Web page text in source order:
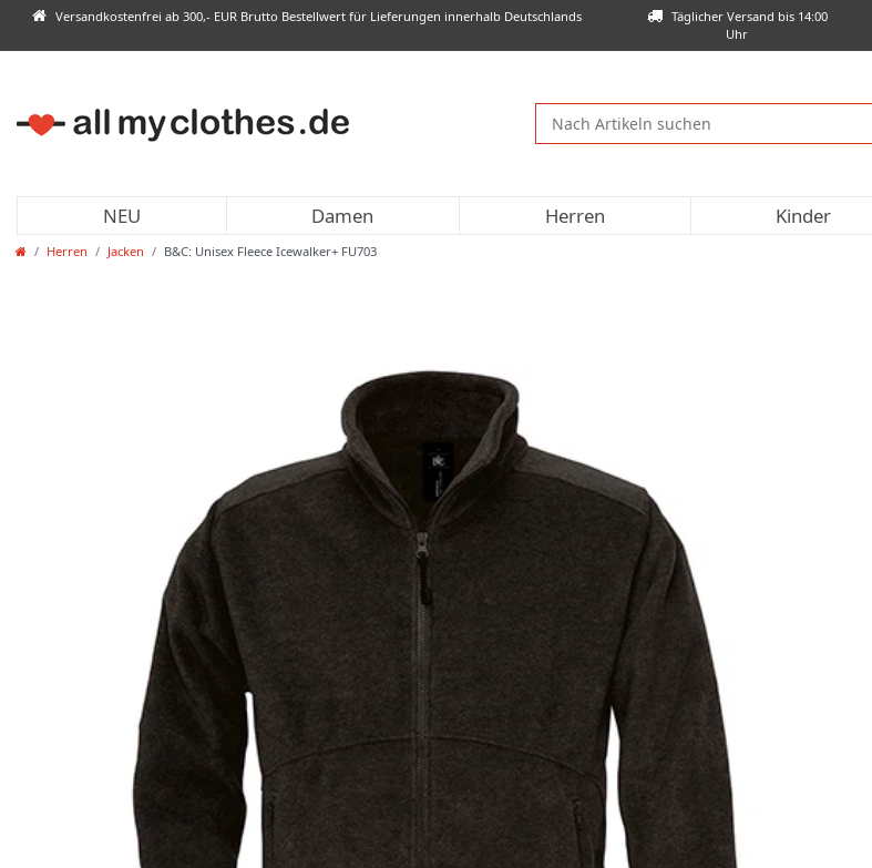
Täglicher Versand bis 14:00
Uhr
Versandkostenfrei ab 300,- EUR Brutto Bestellwert für Lieferungen innerhalb Deutschlands
NEU Damen Herren Kinder
Herren Jacken B&C: Unisex Fleece Icewalker+ FU703